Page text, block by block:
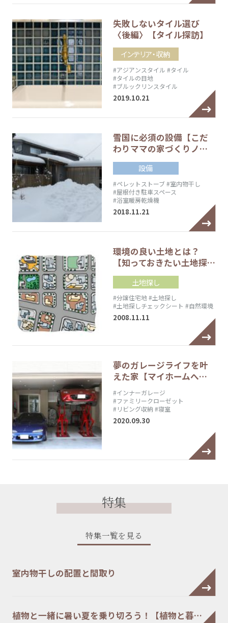
失敗しないタイル選び
〈後編〉【タイル探訪】
インテリア・収納
#アジアンスタイル #タイル
#タイルの目地
#ブルックリンスタイル
2019.10.21
雪国に必須の設備【こだ
わりママの家づくりノ…
設備
#ペレットストーブ#室内物干し
#屋根付き駐車スペース
#浴室暖房乾燥機
2018.11.21
環境の良い土地とは？
【知っておきたい土地探…
土地探し
#分譲住宅地#土地探し
#土地探しチェックシート #自然環境
2008.11.11
夢のガレージライフを叶
えた家【マイホームへ…
#インナーガレージ
#ファミリークローゼット
#リビング収納 #寝室
2020.09.30
特集
特集一覧を見る
室内物干しの配置と間取り
植物と一緒に暑い夏を乗り切ろう！【植物と暮…